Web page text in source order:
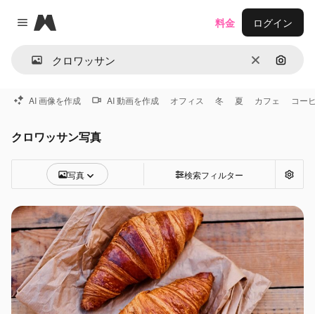
Close menu
Magnific
消去 画像で
料金 ログイン
AI 画像を作成 AI 動画を作成 オフィス 冬 夏 カフェ コー
クロワッサン写真
写真 検索フィルター